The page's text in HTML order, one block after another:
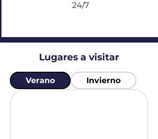
24/7
Lugares a visitar
Verano Invierno